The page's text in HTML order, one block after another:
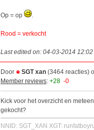
Op = op .
Rood = verkocht
Last edited on: 04-03-2014 12:02
Door SGT xan (3464 reacties)
Member reviews: +28 -0
Kick voor het overzicht en
gekocht?
NNID: SGT_XAN XGT: